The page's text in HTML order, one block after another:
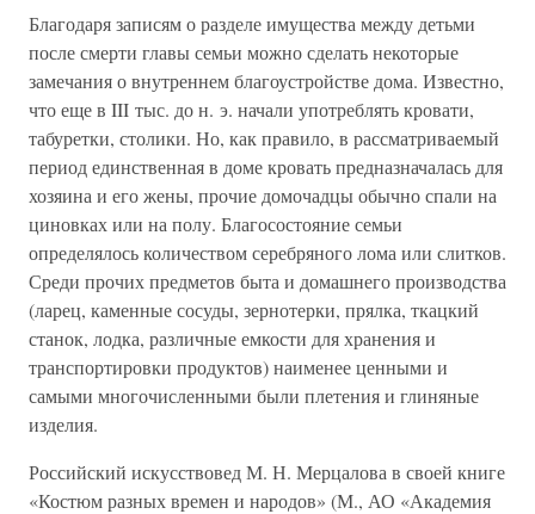
Благодаря записям о разделе имущества между детьми
после смерти главы семьи можно сделать некоторые
замечания о внутреннем благоустройстве дома. Известно,
что еще в III тыс. до н. э. начали употреблять кровати,
табуретки, столики. Но, как правило, в рассматриваемый
период единственная в доме кровать предназначалась для
хозяина и его жены, прочие домочадцы обычно спали на
циновках или на полу. Благосостояние семьи
определялось количеством серебряного лома или слитков.
Среди прочих предметов быта и домашнего производства
(ларец, каменные сосуды, зернотерки, прялка, ткацкий
станок, лодка, различные емкости для хранения и
транспортировки продуктов) наименее ценными и
самыми многочисленными были плетения и глиняные
изделия.
Российский искусствовед М. Н. Мерцалова в своей книге
«Костюм разных времен и народов» (М., АО «Академия